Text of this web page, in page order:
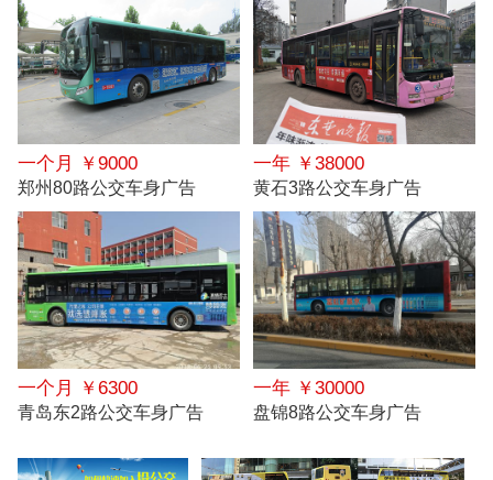
一个月 ￥9000
郑州80路公交车身广告
一年 ￥38000
黄石3路公交车身广告
一个月 ￥6300
青岛东2路公交车身广告
一年 ￥30000
盘锦8路公交车身广告